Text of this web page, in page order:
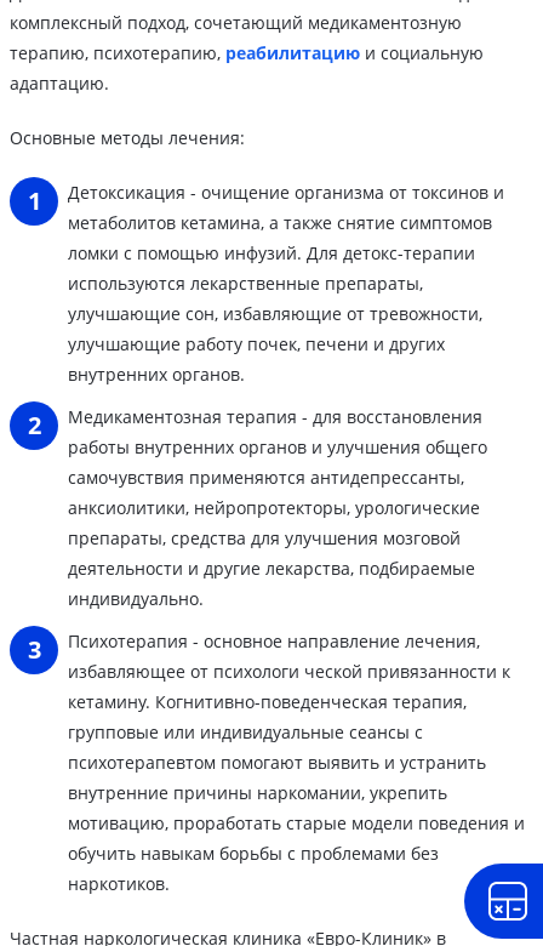
комплексный подход, сочетающий медикаментозную
терапию, психотерапию, реабилитацию и социальную
адаптацию.
Основные методы лечения:
Детоксикация - очищение организма от токсинов и
метаболитов кетамина, а также снятие симптомов
ломки с помощью инфузий. Для детокс-терапии
используются лекарственные препараты,
улучшающие сон, избавляющие от тревожности,
улучшающие работу почек, печени и других
внутренних органов.
Медикаментозная терапия - для восстановления
работы внутренних органов и улучшения общего
самочувствия применяются антидепрессанты,
анксиолитики, нейропротекторы, урологические
препараты, средства для улучшения мозговой
деятельности и другие лекарства, подбираемые
индивидуально.
Психотерапия - основное направление лечения,
избавляющее от психологи ческой привязанности к
кетамину. Когнитивно-поведенческая терапия,
групповые или индивидуальные сеансы с
психотерапевтом помогают выявить и устранить
внутренние причины наркомании, укрепить
мотивацию, проработать старые модели поведения и
обучить навыкам борьбы с проблемами без
наркотиков.
Частная наркологическая клиника «Евро-Клиник» в